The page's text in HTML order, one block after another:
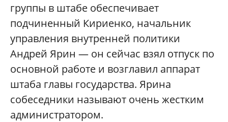
группы в штабе обеспечивает
подчиненный Кириенко, начальник
управления внутренней политики
Андрей Ярин — он сейчас взял отпуск по
основной работе и возглавил аппарат
штаба главы государства. Ярина
собеседники называют очень жестким
администратором.